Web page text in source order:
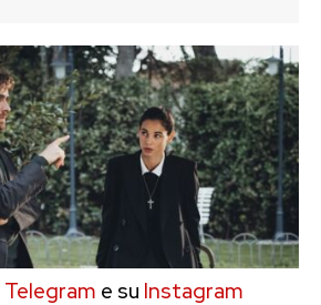
Telegram e su Instagram